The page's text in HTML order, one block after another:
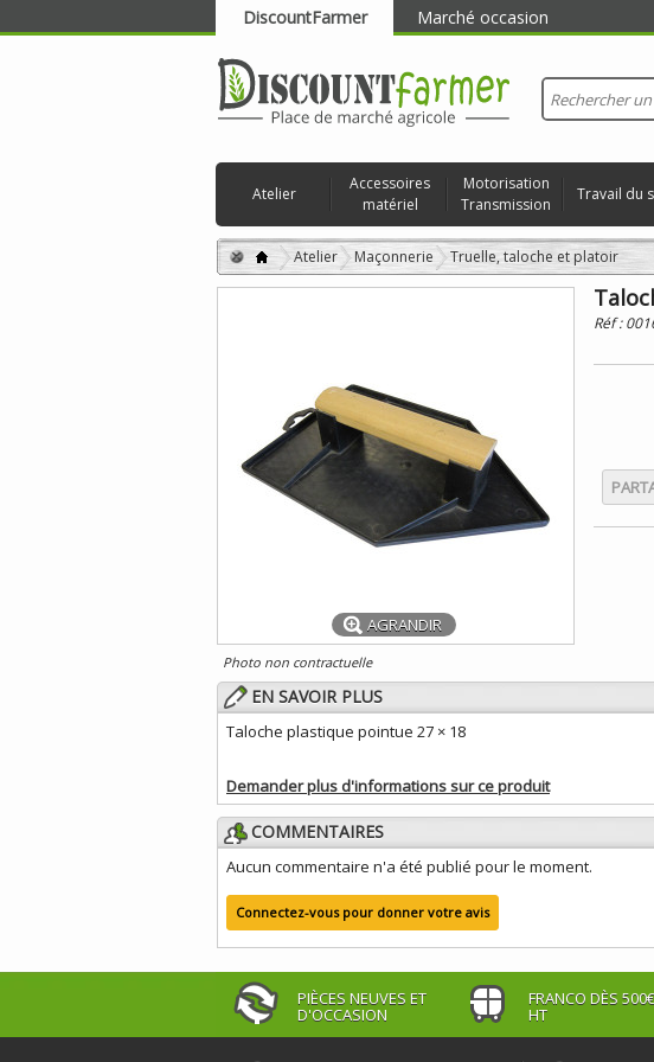
DiscountFarmer Marché occasion
RECHERCHER
Atelier
Accessoires
matériel
Motorisation
Transmission
Travail du
Atelier Maçonnerie Truelle, taloche et platoir
AGRANDIR
Photo non contractuelle
Réf :
EN SAVOIR PLUS
Taloche plastique pointue 27 × 18
Demander plus d'informations sur ce produit
COMMENTAIRES
Aucun commentaire n'a été publié pour le moment.
Connectez-vous pour donner votre avis
PIÈCES NEUVES ET
D'OCCASION
FRANCO DÈS 500€
HT